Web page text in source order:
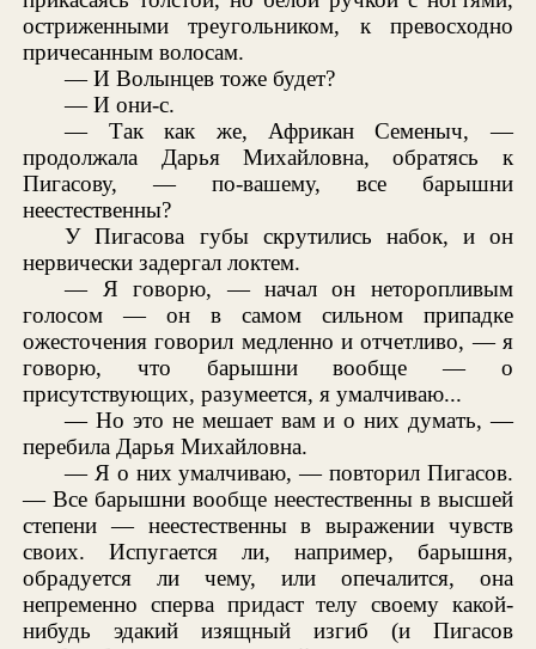
остриженными треугольником, к превосходно
причесанным волосам.
— И Волынцев тоже будет?
— И они-с.
— Так как же, Африкан Семеныч, —
продолжала Дарья Михайловна, обратясь к
Пигасову, — по-вашему, все барышни
неестественны?
У Пигасова губы скрутились набок, и он
нервически задергал локтем.
— Я говорю, — начал он неторопливым
голосом — он в самом сильном припадке
ожесточения говорил медленно и отчетливо, — я
говорю, что барышни вообще — о
присутствующих, разумеется, я умалчиваю...
— Но это не мешает вам и о них думать, —
перебила Дарья Михайловна.
— Я о них умалчиваю, — повторил Пигасов.
— Все барышни вообще неестественны в высшей
степени — неестественны в выражении чувств
своих. Испугается ли, например, барышня,
обрадуется ли чему, или опечалится, она
непременно сперва придаст телу своему какой-
нибудь эдакий изящный изгиб (и Пигасов